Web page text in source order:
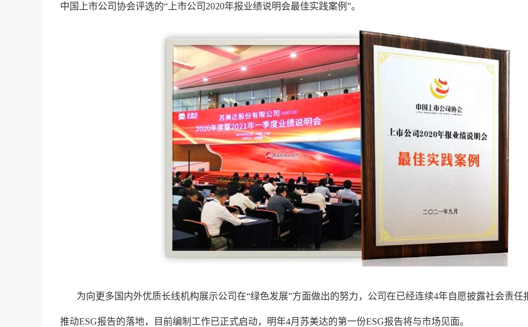
中国上市公司协会评选的“上市公司2020年报业绩说明会最佳实践案例”。
为向更多国内外优质长线机构展示公司在“绿色发展”方面做出的努力，公司在已经连续4年自愿披露社会责任
推动ESG报告的落地，目前编制工作已正式启动，明年4月苏美达的第一份ESG报告将与市场见面。